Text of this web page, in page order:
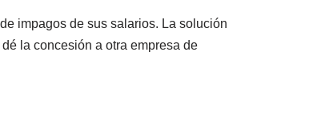
impagos de sus salarios. La solución
la concesión a otra empresa de